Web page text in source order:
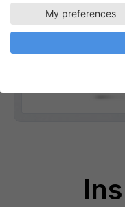
My preferences